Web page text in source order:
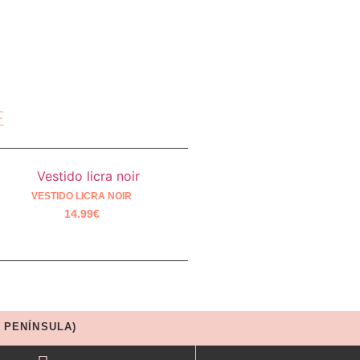
VESTIDO LICRA NOIR
14.99€